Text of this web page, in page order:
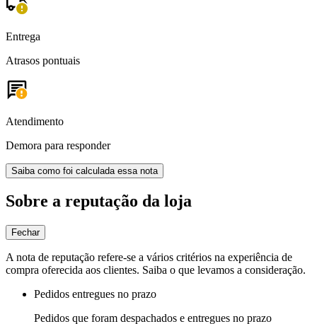
Entrega
Atrasos pontuais
Atendimento
Demora para responder
Saiba como foi calculada essa nota
Sobre a reputação da loja
Fechar
A nota de reputação refere-se a vários critérios na experiência de
compra oferecida aos clientes. Saiba o que levamos a consideração.
Pedidos entregues no prazo
Pedidos que foram despachados e entregues no prazo